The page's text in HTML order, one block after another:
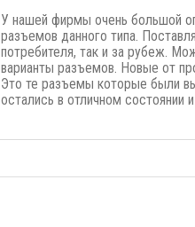
У нашей фирмы очень большой
разъемов данного типа.
потребителя, так и за рубеж.
варианты разъемов. Новые от
Это те разъемы которые были
остались в отличном состоянии